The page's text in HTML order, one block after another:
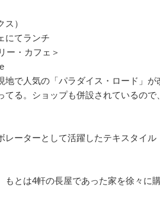
）
にてランチ
ー・カフェ＞
地で人気の「パラダイス・ロード」
る。ショップも併設されているので
ーターとして活躍したテキスタイ